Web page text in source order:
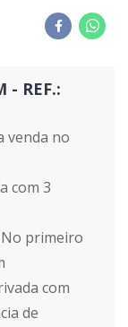
- REF.:
venda no
com 3
primeiro
com
de